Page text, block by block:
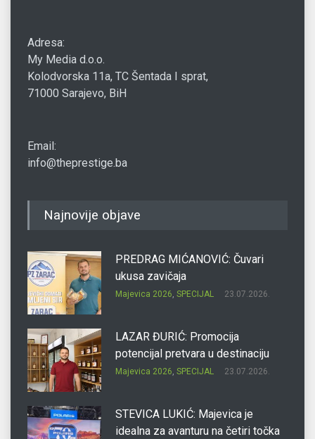
Adresa:
My Media d.o.o.
Kolodvorska 11a, TC Šentada I sprat,
71000 Sarajevo, BiH
Email:
info@theprestige.ba
Najnovije objave
PREDRAG MIĆANOVIĆ: Čuvari
ukusa zavičaja
Majevica 2026, SPECIJAL 23.07.2026.
LAZAR ĐURIĆ: Promocija
potencijal pretvara u destinaciju
Majevica 2026, SPECIJAL 23.07.2026.
STEVICA LUKIĆ: Majevica je
idealna za avanturu na četiri točka